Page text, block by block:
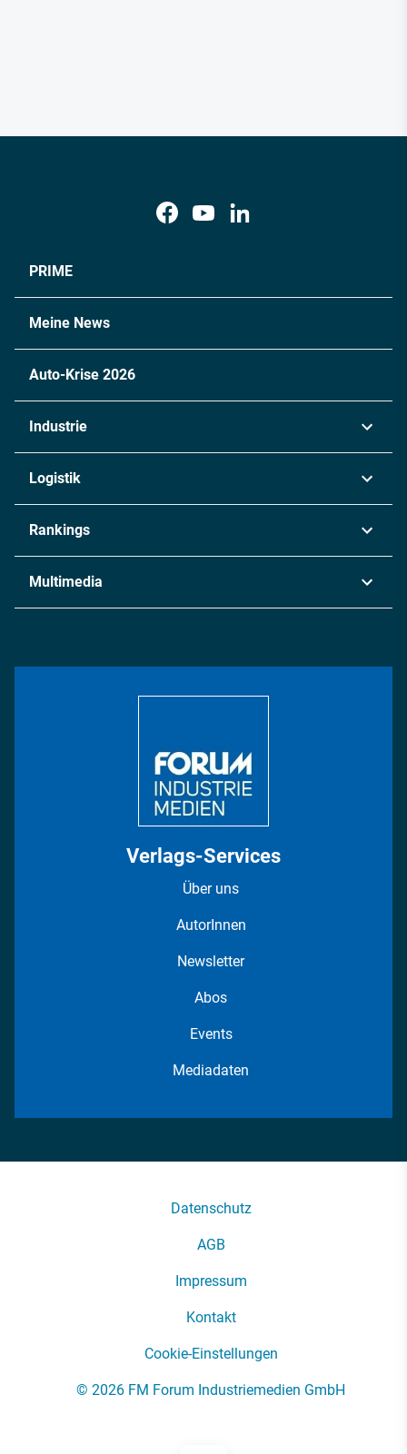
PRIME
Meine News
Auto-Krise 2026
Industrie
Chemie
Metall
Energie
Logistik
Rankings
Multimedia
Verlags-Services
Über uns
AutorInnen
Newsletter
Abos
Events
Mediadaten
Datenschutz
AGB
Impressum
Kontakt
Cookie-Einstellungen
© 2026 FM Forum Industriemedien GmbH